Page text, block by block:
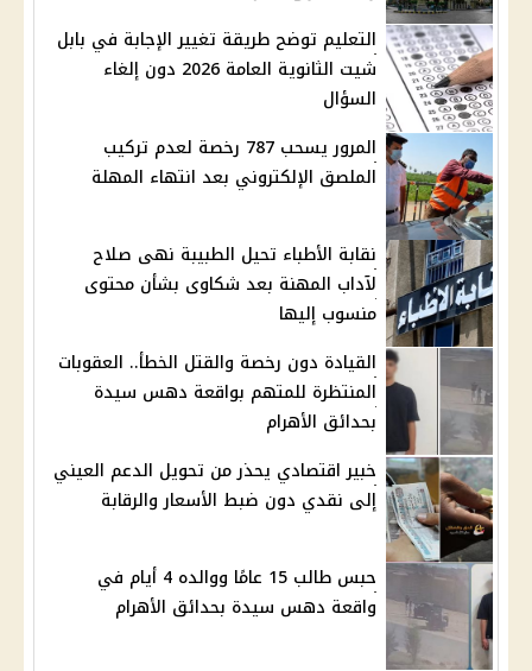
التعليم توضح طريقة تغيير الإجابة في بابل
شيت الثانوية العامة 2026 دون إلغاء
السؤال
المرور يسحب 787 رخصة لعدم تركيب
الملصق الإلكتروني بعد انتهاء المهلة
نقابة الأطباء تحيل الطبيبة نهى صلاح
لآداب المهنة بعد شكاوى بشأن محتوى
منسوب إليها
القيادة دون رخصة والقتل الخطأ.. العقوبات
المنتظرة للمتهم بواقعة دهس سيدة
بحدائق الأهرام
خبير اقتصادي يحذر من تحويل الدعم العيني
إلى نقدي دون ضبط الأسعار والرقابة
حبس طالب 15 عامًا ووالده 4 أيام في
واقعة دهس سيدة بحدائق الأهرام